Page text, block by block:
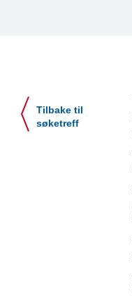
Tilbake til
søketreff